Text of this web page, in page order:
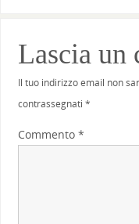
Lascia un
Il tuo indirizzo email non
contrassegnati *
Commento *